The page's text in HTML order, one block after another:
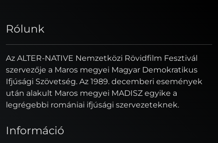
Rólunk
Az ALTER-NATIVE Nemzetközi Rövidfilm Fesztivál
szervezője a Maros megyei Magyar Demokratikus
Ifjúsági Szövetség. Az 1989. decemberi események
után alakult Maros megyei MADISZ egyike a
legrégebbi romániai ifjúsági szervezeteknek.
Információ